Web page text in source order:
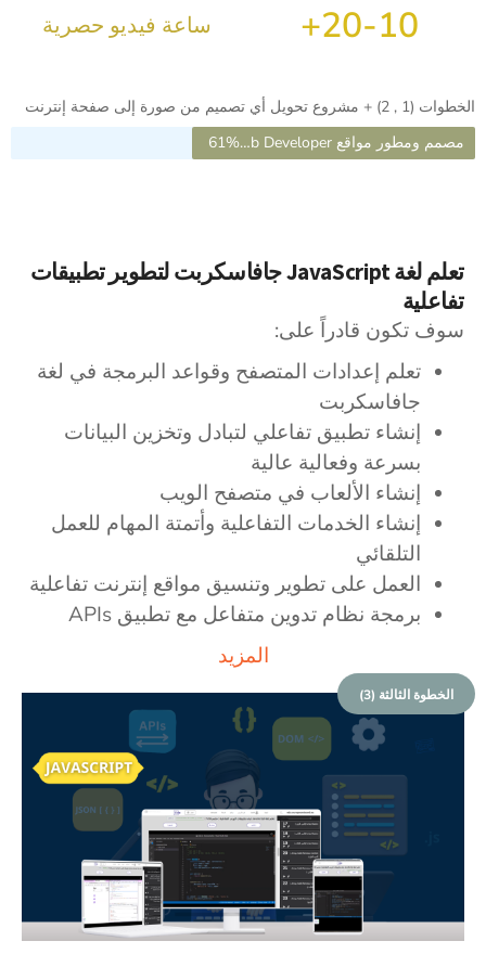
ساعة فيديو حصرية 10-
20
+
الخطوات (1 , 2) + مشروع تحويل أي تصميم من صورة إلى صفحة إنترنت
مصمم ومطور مواقع Web Design & Web Developer61%
تعلم لغة JavaScript جافاسكربت لتطوير تطبيقات
تفاعلية
سوف تكون قادراً على:
تعلم إعدادات المتصفح وقواعد البرمجة في لغة
جافاسكربت
إنشاء تطبيق تفاعلي لتبادل وتخزين البيانات
بسرعة وفعالية عالية
إنشاء الألعاب في متصفح الويب
إنشاء الخدمات التفاعلية وأتمتة المهام للعمل
التلقائي
العمل على تطوير وتنسيق مواقع إنترنت تفاعلية
برمجة نظام تدوين متفاعل مع تطبيق APIs
المزيد
الخطوة الثالثة (3)